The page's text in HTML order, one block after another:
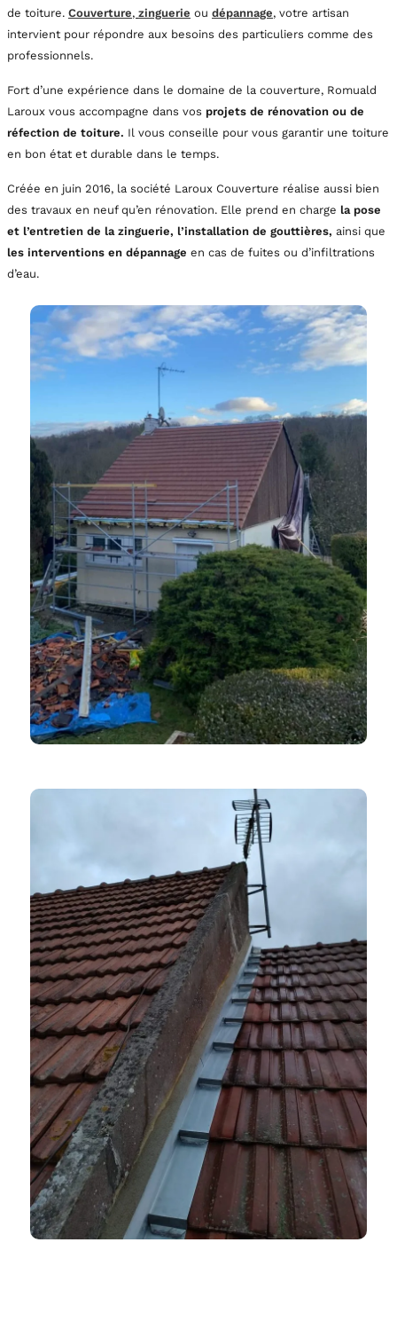
de toiture. Couverture, zinguerie ou dépannage, votre artisan
intervient pour répondre aux besoins des particuliers comme des
professionnels.
Fort d’une expérience dans le domaine de la couverture, Romuald
Laroux vous accompagne dans vos projets de rénovation ou de
réfection de toiture. Il vous conseille pour vous garantir une toiture
en bon état et durable dans le temps.
Créée en juin 2016, la société Laroux Couverture réalise aussi bien
des travaux en neuf qu’en rénovation. Elle prend en charge la pose
et l’entretien de la zinguerie, l’installation de gouttières, ainsi que
les interventions en dépannage en cas de fuites ou d’infiltrations
d’eau.